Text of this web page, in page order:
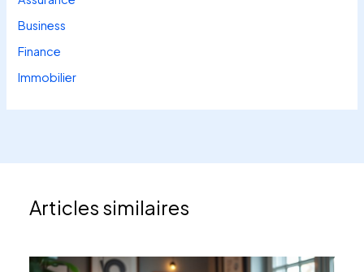
Business
Finance
Immobilier
Articles similaires